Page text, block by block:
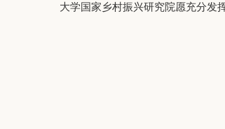
大学国家乡村振兴研究院愿充分发